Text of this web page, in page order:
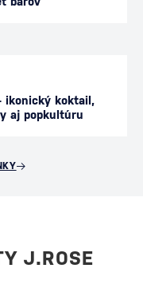
ikonický koktail,
aj popkultúru
J.ROSE